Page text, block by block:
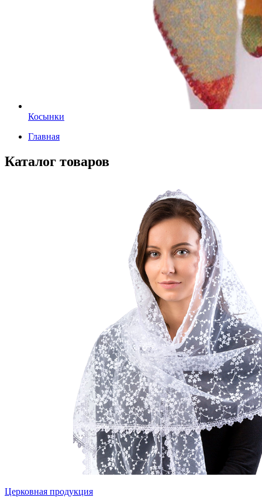
Косынки
Главная
Каталог товаров
Церковная продукция